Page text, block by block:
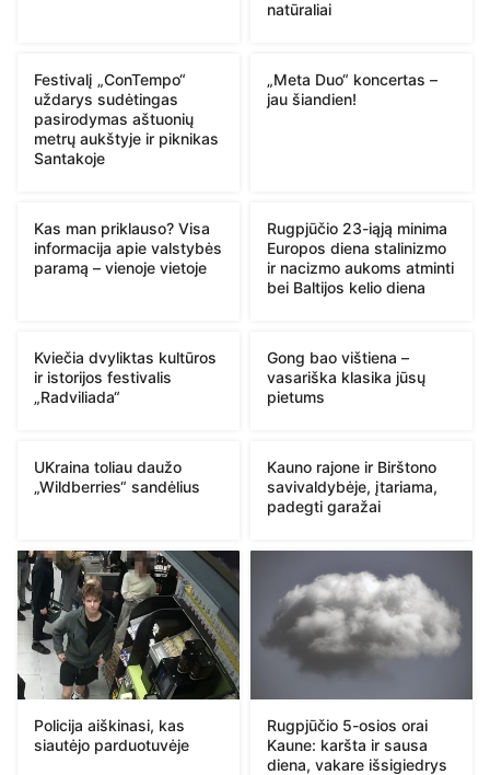
natūraliai
Festivalį „ConTempo“
uždarys sudėtingas
pasirodymas aštuonių
metrų aukštyje ir piknikas
Santakoje
„Meta Duo“ koncertas –
jau šiandien!
Kas man priklauso? Visa
informacija apie valstybės
paramą – vienoje vietoje
Rugpjūčio 23-iąją minima
Europos diena stalinizmo
ir nacizmo aukoms atminti
bei Baltijos kelio diena
Kviečia dvyliktas kultūros
ir istorijos festivalis
„Radviliada“
Gong bao vištiena –
vasariška klasika jūsų
pietums
UKraina toliau daužo
„Wildberries“ sandėlius
Kauno rajone ir Birštono
savivaldybėje, įtariama,
padegti garažai
Policija aiškinasi, kas
siautėjo parduotuvėje
Rugpjūčio 5-osios orai
Kaune: karšta ir sausa
diena, vakare išsigiedrys